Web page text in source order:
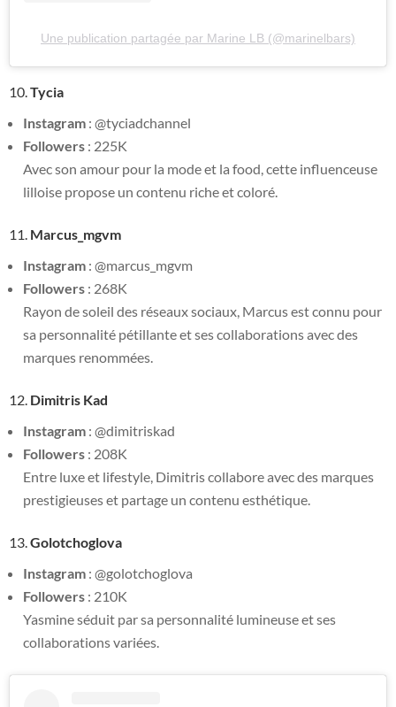
Une publication partagée par Marine LB (@marinelbars)
10.Tycia
Instagram : @tyciadchannel
Followers : 225K
Avec son amour pour la mode et la food, cette influenceuse
lilloise propose un contenu riche et coloré.
11. Marcus_mgvm
Instagram : @marcus_mgvm
Followers : 268K
Rayon de soleil des réseaux sociaux, Marcus est connu pour
sa personnalité pétillante et ses collaborations avec des
marques renommées.
12. Dimitris Kad
Instagram : @dimitriskad
Followers : 208K
Entre luxe et lifestyle, Dimitris collabore avec des marques
prestigieuses et partage un contenu esthétique.
13.Golotchoglova
Instagram : @golotchoglova
Followers : 210K
Yasmine séduit par sa personnalité lumineuse et ses
collaborations variées.